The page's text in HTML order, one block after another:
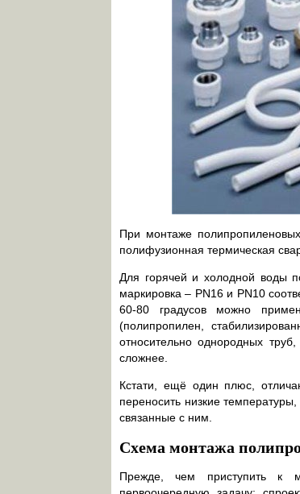
При монтаже
полифузионная термическая
Для горячей и холодной воды
маркировка – PN16 и PN10
60-80 градусов можно
(полипропилен,
относительно однородных
сложнее.
Кстати, ещё один плюс,
переносить низкие
связанные с ним.
Схема монтажа
Прежде, чем приступить к